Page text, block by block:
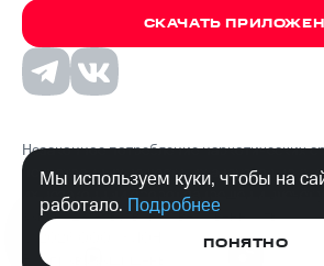
СКАЧАТЬ
Незаконное потребление наркотических
психотропных веществ, их аналогов
их незаконный оборот запрещён и влечёт
законодательством ответственность.
© 2026 ООО «КИОН».
Все права защищены
Мы используем куки, чтобы на
работало. Подробнее
ПОНЯТНО